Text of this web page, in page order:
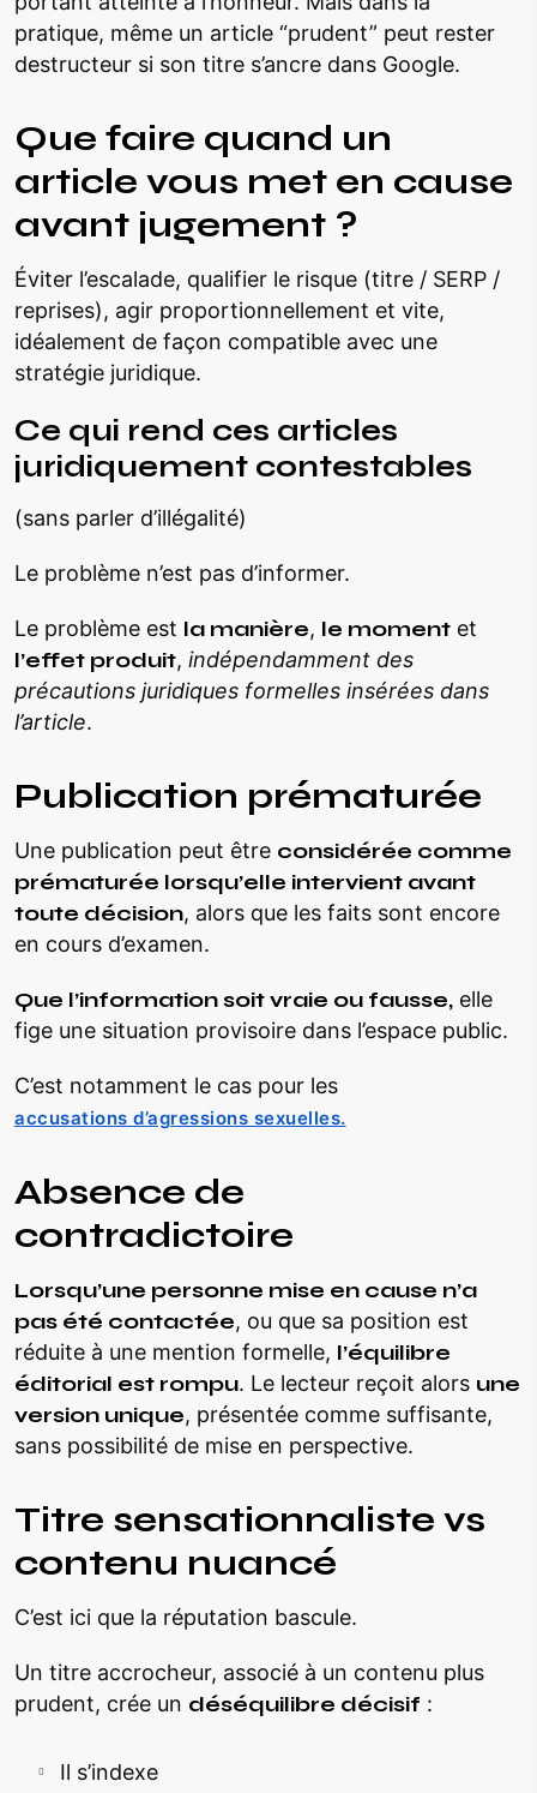
pratique, même un article “prudent” peut rester
destructeur si son titre s’ancre dans Google.
Que faire quand un
article vous met en cause
avant jugement ?
Éviter l’escalade, qualifier le risque (titre / SERP /
reprises), agir proportionnellement et vite,
idéalement de façon compatible avec une
stratégie juridique.
Ce qui rend ces articles
juridiquement contestables
(sans parler d’illégalité)
Le problème n’est pas d’informer.
Le problème est la manière, le moment et
l’effet produit, indépendamment des
précautions juridiques formelles insérées dans
l’article.
Publication prématurée
Une publication peut être considérée comme
prématurée lorsqu’elle intervient avant
toute décision, alors que les faits sont encore
en cours d’examen.
Que l’information soit vraie ou fausse, elle
fige une situation provisoire dans l’espace public.
C’est notamment le cas pour les
accusations d’agressions sexuelles.
Absence de
contradictoire
Lorsqu’une personne mise en cause n’a
pas été contactée, ou que sa position est
réduite à une mention formelle, l’équilibre
éditorial est rompu. Le lecteur reçoit alors une
version unique, présentée comme suffisante,
sans possibilité de mise en perspective.
Titre sensationnaliste vs
contenu nuancé
C’est ici que la réputation bascule.
Un titre accrocheur, associé à un contenu plus
prudent, crée un déséquilibre décisif :
Il s’indexe